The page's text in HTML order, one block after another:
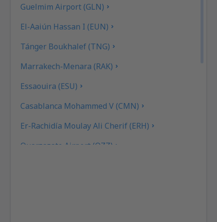
Guelmim Airport (GLN)
El-Aaiún Hassan I (EUN)
Tánger Boukhalef (TNG)
Marrakech-Menara (RAK)
Essaouira (ESU)
Casablanca Mohammed V (CMN)
Er-Rachidía Moulay Ali Cherif (ERH)
Ouarzazate Airport (OZZ)